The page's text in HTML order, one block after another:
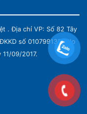
. Địa chỉ VP: Số 82 Tây
số 0107991339 do
11/09/2017.